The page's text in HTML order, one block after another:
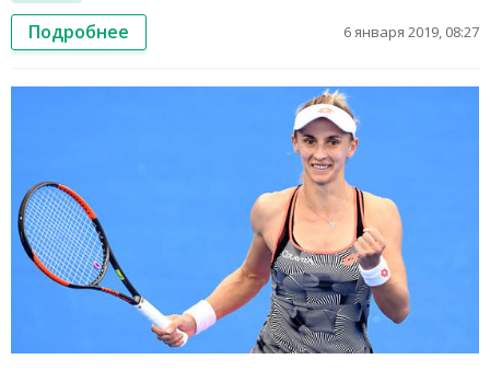
Подробнее 6 января 2019, 08:27